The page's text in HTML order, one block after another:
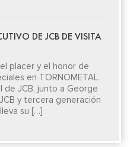
DE JCB DE VISITA
placer y el honor de
en TORNOMETAL.
de JCB, junto a George
y tercera generación
su […]